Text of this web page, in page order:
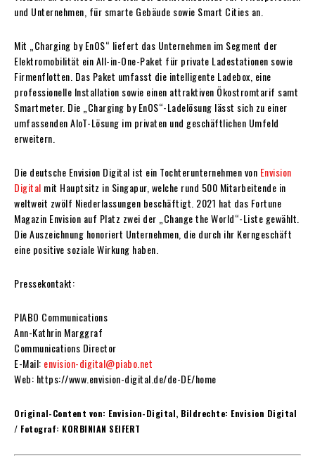
und Unternehmen, für smarte Gebäude sowie Smart Cities an.
Mit „Charging by EnOS“ liefert das Unternehmen im Segment der
Elektromobilität ein All-in-One-Paket für private Ladestationen sowie
Firmenflotten. Das Paket umfasst die intelligente Ladebox, eine
professionelle Installation sowie einen attraktiven Ökostromtarif samt
Smartmeter. Die „Charging by EnOS“-Ladelösung lässt sich zu einer
umfassenden AIoT-Lösung im privaten und geschäftlichen Umfeld
erweitern.
Die deutsche Envision Digital ist ein Tochterunternehmen von Envision
Digital mit Hauptsitz in Singapur, welche rund 500 Mitarbeitende in
weltweit zwölf Niederlassungen beschäftigt. 2021 hat das Fortune
Magazin Envision auf Platz zwei der „Change the World“-Liste gewählt.
Die Auszeichnung honoriert Unternehmen, die durch ihr Kerngeschäft
eine positive soziale Wirkung haben.
Pressekontakt:
PIABO Communications
Ann-Kathrin Marggraf
Communications Director
E-Mail: envision-digital@piabo.net
Web: https://www.envision-digital.de/de-DE/home
Original-Content von: Envision-Digital, Bildrechte: Envision Digital
/ Fotograf: KORBINIAN SEIFERT